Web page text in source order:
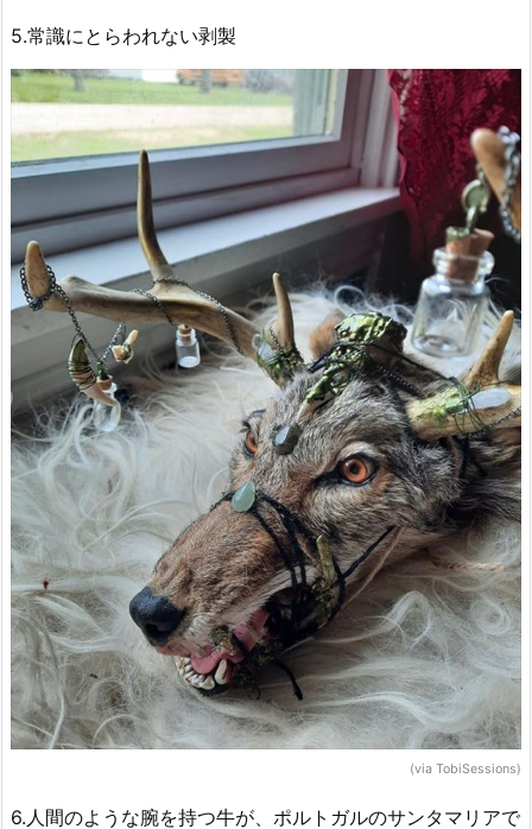
5.常識にとらわれない剥製
(via TobiSessions)
6.人間のような腕を持つ牛が、ポルトガルのサンタマリアで